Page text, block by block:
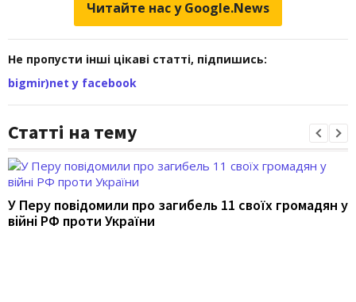
Читайте нас у Google.News
Не пропусти інші цікаві статті, підпишись:
bigmir)net у facebook
Статті на тему
У Перу повідомили про загибель 11 своїх громадян у
війні РФ проти України